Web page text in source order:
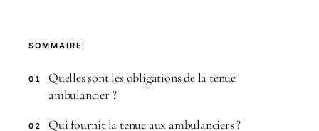
SOMMAIRE
01
Quelles sont les obligations de la tenue
ambulancier ?
02 Qui fournit la tenue aux ambulanciers ?